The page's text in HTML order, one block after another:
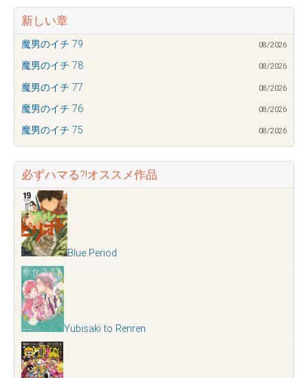
新しい章
魔男のイチ 79 08/2026
魔男のイチ 78 08/2026
魔男のイチ 77 08/2026
魔男のイチ 76 08/2026
魔男のイチ 75 08/2026
必ずハマる?!オススメ作品
Blue Period
Yubisaki to Renren